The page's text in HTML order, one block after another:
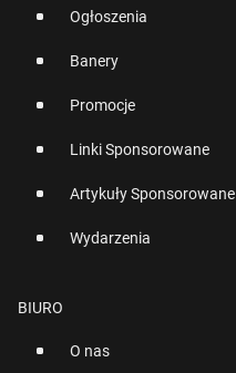
Ogłoszenia
Banery
Promocje
Linki Sponsorowane
Artykuły Sponsorowane
Wydarzenia
BIURO
O nas